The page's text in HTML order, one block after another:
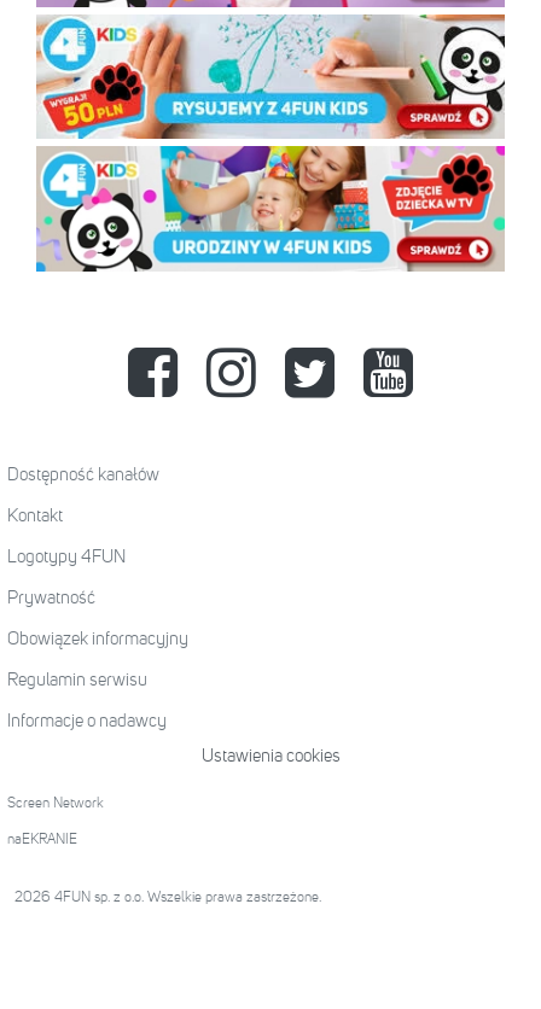
Dostępność kanałów
Kontakt
Logotypy 4FUN
Prywatność
Obowiązek informacyjny
Regulamin serwisu
Informacje o nadawcy
Ustawienia cookies
Screen Network
naEKRANIE
2026 4FUN sp. z o.o. Wszelkie prawa zastrzeżone.